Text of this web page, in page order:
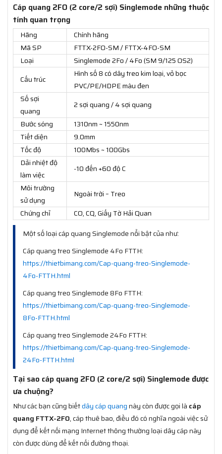
Cáp quang 2FO (2 core/2 sợi) Singlemode những thuộc
tính quan trọng
Hãng
Chính hãng
Mã SP
FTTX-2FO-SM / FTTX-4FO-SM
Loại
Singlemode 2Fo / 4Fo (SM 9/125 OS2)
Cấu trúc
Hình số 8 có dây treo kim loại, vỏ bọc
PVC/PE/HDPE màu đen
Số sợi
quang
2 sợi quang / 4 sợi quang
Bước sóng
1310nm ~ 1550nm
Tiết diện
9.0mm
Tốc độ
100Mbs ~ 100Gbs
Dải nhiệt độ
làm việc
-10 đến +60 độ C
Môi trường
sử dụng
Ngoài trời – Treo
Chứng chỉ
CO, CQ, Giấy Tờ Hải Quan
Một số loại cáp quang Singlemode nổi bật của như:
Cáp quang treo Singlemode 4Fo FTTH:
https://thietbimang.com/Cap-quang-treo-Singlemode-
4Fo-FTTH.html
Cáp quang treo Singlemode 8Fo FTTH:
https://thietbimang.com/Cap-quang-treo-Singlemode-
8Fo-FTTH.html
Cáp quang treo Singlemode 24Fo FTTH:
https://thietbimang.com/Cap-quang-treo-Singlemode-
24Fo-FTTH.html
Tại sao cáp quang 2FO (2 core/2 sợi) Singlemode được
ưa chuộng?
Như các bạn cũng biếtdây cáp quangnày còn được gọi là cáp
quang FTTX-2FO, cáp thuê bao, điều đó có nghĩa ngoài việc sử
dụng để kết nối mạng Internet thông thường loại dây cáp này
còn được dùng để kết nối đường thoại.